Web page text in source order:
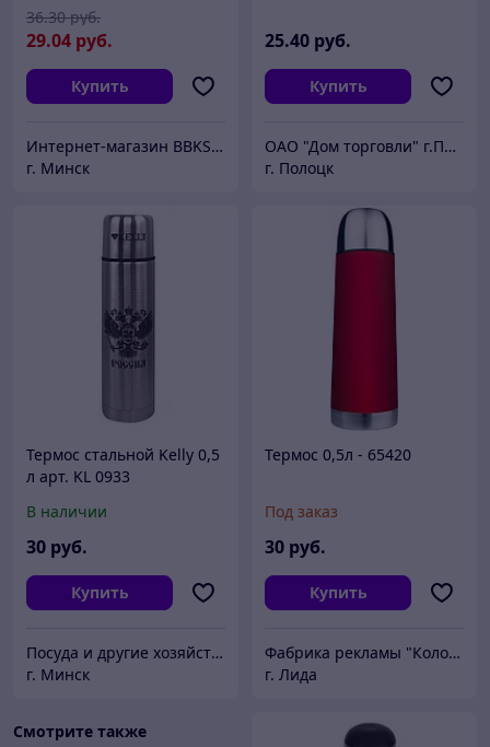
29.04 руб.
36.30 руб.
Купить
Интернет-магазин BBKSHOP.BY
г. Минск
25.40 руб.
Купить
ОАО "Дом торговли" г.Полоцк
г. Полоцк
Термос стальной Kelly 0,5
л арт. KL 0933
В наличии
30 руб.
Купить
Посуда и другие хозяйственные товары
г. Минск
Термос 0,5л - 65420
Под заказ
30 руб.
Купить
Фабрика рекламы "КолорПринт"
г. Лида
Смотрите также